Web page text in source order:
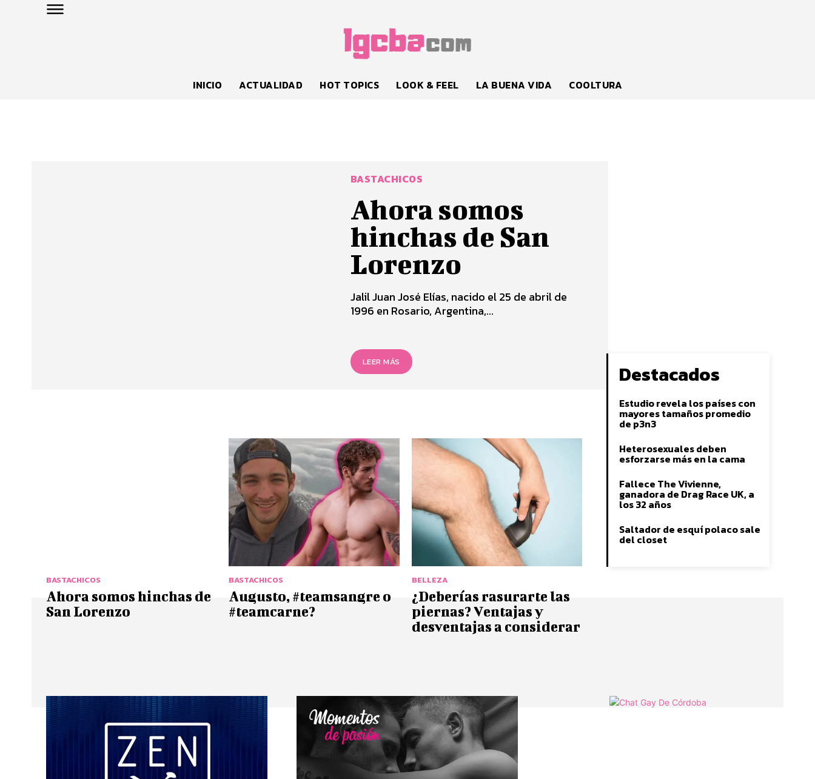
INICIO ACTUALIDAD HOT TOPICS LOOK & FEEL LA BUENA VIDA COOLTURA
BASTACHICOS
Ahora somos
hinchas de San
Lorenzo
Jalil Juan José Elías, nacido el 25 de abril de
1996 en Rosario, Argentina,...
LEER MÁS
BASTACHICOS
Ahora somos hinchas de
San Lorenzo
BASTACHICOS
Augusto, #teamsangre o
#teamcarne?
BELLEZA
¿Deberías rasurarte las
piernas? Ventajas y
desventajas a considerar
Destacados
Estudio revela los países con
mayores tamaños promedio
de p3n3
Heterosexuales deben
esforzarse más en la cama
Fallece The Vivienne,
ganadora de Drag Race UK, a
los 32 años
Saltador de esquí polaco sale
del closet